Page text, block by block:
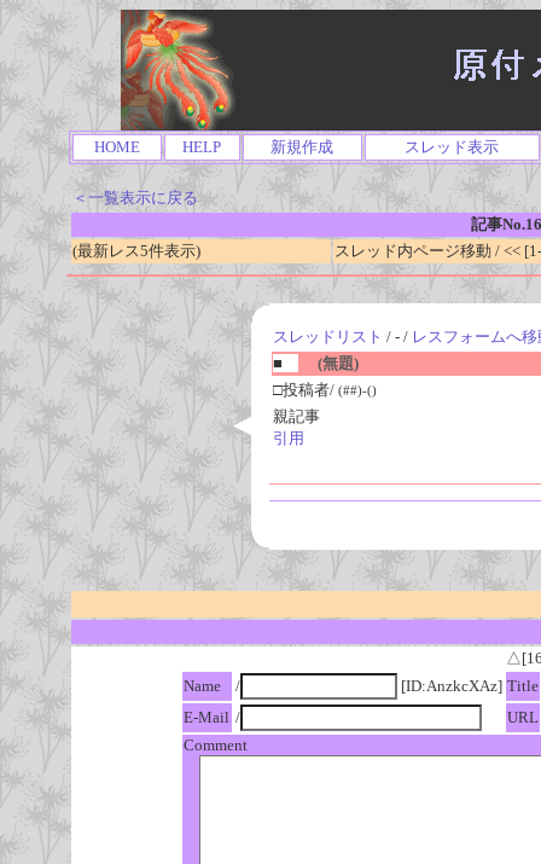
HOME HELP 新規作成 スレッド表示
＜一覧表示に戻る
記事
(最新レス5件表示)
スレッド内ページ移動 / <<
スレッドリスト / - / レスフォームへ移
■
(無題)
□投稿者/ (##)-()
親記事
引用
Name
/ [ID:AnzkcXAz] Title
E-Mail /
URL
Comment